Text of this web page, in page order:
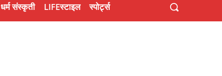
धर्म संस्कृती LIFEस्टाइल स्पोर्ट्स